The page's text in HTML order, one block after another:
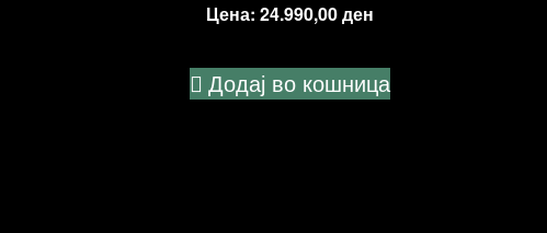
Цена:24.990,00ден
Додај во кошница